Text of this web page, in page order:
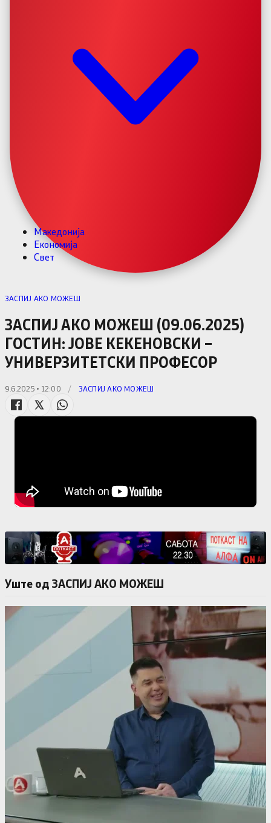
Македонија
Економија
Свет
ЗАСПИЈ АКО МОЖЕШ
ЗАСПИЈ АКО МОЖЕШ (09.06.2025)
ГОСТИН: ЈОВЕ КЕКЕНОВСКИ –
УНИВЕРЗИТЕТСКИ ПРОФЕСОР
9.6.2025 • 12:00 / ЗАСПИЈ АКО МОЖЕШ
Уште од ЗАСПИЈ АКО МОЖЕШ